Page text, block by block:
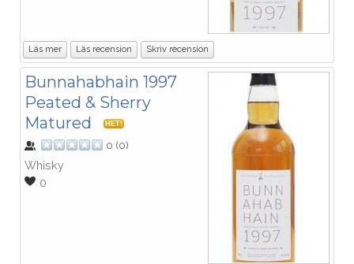
Läs mer Läs recension Skriv recension
Bunnahabhain 1997
Peated & Sherry
Matured
HET!
0 (0)
Whisky
0